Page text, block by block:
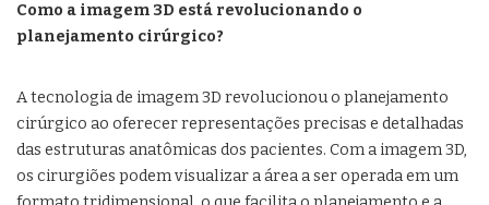
Como a imagem 3D está revolucionando o
planejamento cirúrgico?
A tecnologia de imagem 3D revolucionou o planejamento
cirúrgico ao oferecer representações precisas e detalhadas
das estruturas anatômicas dos pacientes. Com a imagem 3D,
os cirurgiões podem visualizar a área a ser operada em um